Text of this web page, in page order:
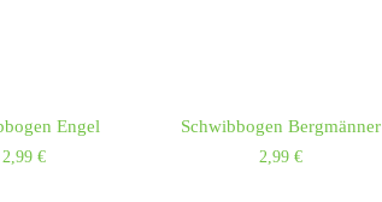
Engel
2,99€
Schwibbogen Bergmänner
2,99€